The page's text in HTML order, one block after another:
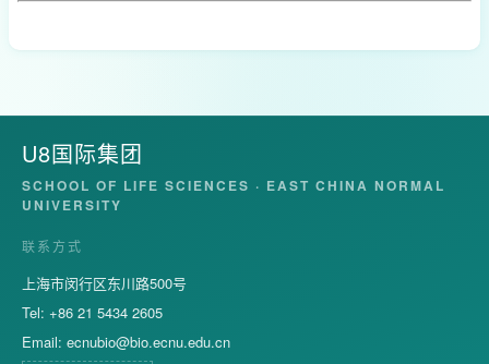
U8国际集团
SCHOOL OF LIFE SCIENCES · EAST CHINA NORMAL
UNIVERSITY
联系方式
上海市闵行区东川路500号
Tel: +86 21 5434 2605
Email: ecnubio@bio.ecnu.edu.cn